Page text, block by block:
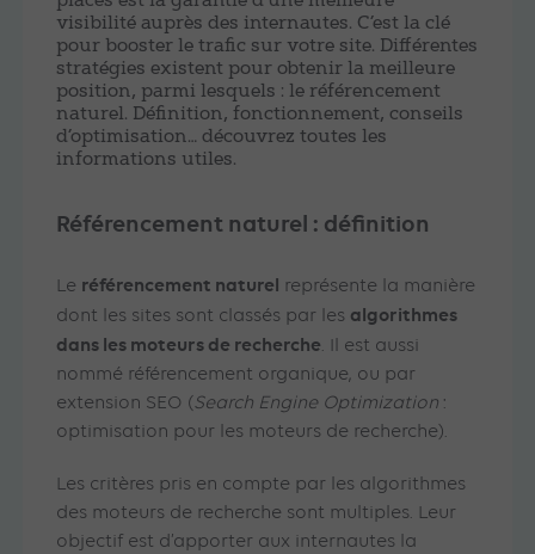
visibilité auprès des internautes. C’est la clé
pour booster le trafic sur votre site. Différentes
stratégies existent pour obtenir la meilleure
position, parmi lesquels : le référencement
naturel. Définition, fonctionnement, conseils
d’optimisation… découvrez toutes les
informations utiles.
Référencement naturel : définition
Le référencement naturel représente la manière
dont les sites sont classés par les algorithmes
dans les moteurs de recherche. Il est aussi
nommé référencement organique, ou par
extension SEO (Search Engine Optimization :
optimisation pour les moteurs de recherche).
Les critères pris en compte par les algorithmes
des moteurs de recherche sont multiples. Leur
objectif est d’apporter aux internautes la